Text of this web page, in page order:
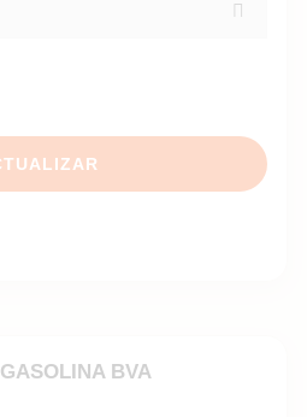
BVA